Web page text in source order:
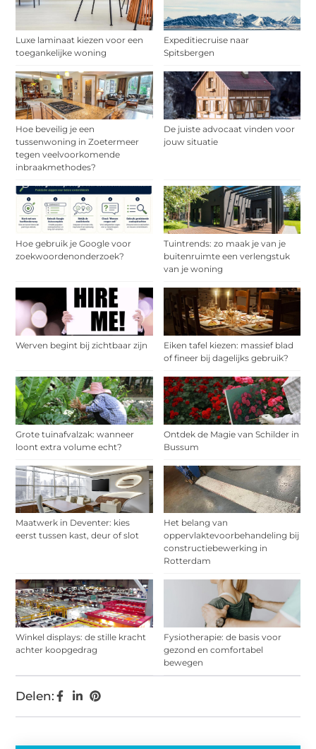
Luxe laminaat kiezen voor een
toegankelijke woning
Expeditiecruise naar
Spitsbergen
Hoe beveilig je een
tussenwoning in Zoetermeer
tegen veelvoorkomende
inbraakmethodes?
De juiste advocaat vinden voor
jouw situatie
Hoe gebruik je Google voor
zoekwoordenonderzoek?
Tuintrends: zo maak je van je
buitenruimte een verlengstuk
van je woning
Werven begint bij zichtbaar zijn
Eiken tafel kiezen: massief blad
of fineer bij dagelijks gebruik?
Grote tuinafvalzak: wanneer
loont extra volume echt?
Ontdek de Magie van Schilder in
Bussum
Maatwerk in Deventer: kies
eerst tussen kast, deur of slot
Het belang van
oppervlaktevoorbehandeling bij
constructiebewerking in
Rotterdam
Winkel displays: de stille kracht
achter koopgedrag
Fysiotherapie: de basis voor
gezond en comfortabel
bewegen
Delen: